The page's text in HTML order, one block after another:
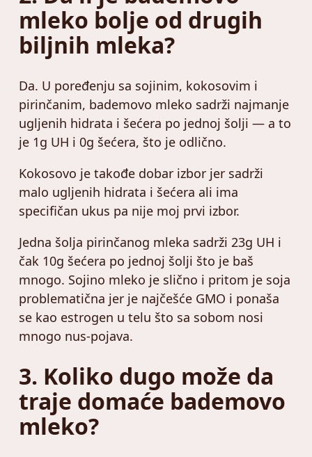
mleko bolje od drugih
biljnih mleka?
Da. U poređenju sa sojinim, kokosovim i
pirinčanim, bademovo mleko sadrži najmanje
ugljenih hidrata i šećera po jednoj šolji — a to
je 1g UH i 0g šećera, što je odlično.
Kokosovo je takođe dobar izbor jer sadrži
malo ugljenih hidrata i šećera ali ima
specifičan ukus pa nije moj prvi izbor.
Jedna šolja pirinčanog mleka sadrži 23g UH i
čak 10g šećera po jednoj šolji što je baš
mnogo. Sojino mleko je slično i pritom je soja
problematična jer je najčešće GMO i ponaša
se kao estrogen u telu što sa sobom nosi
mnogo nus-pojava.
3. Koliko dugo može da
traje domaće bademovo
mleko?